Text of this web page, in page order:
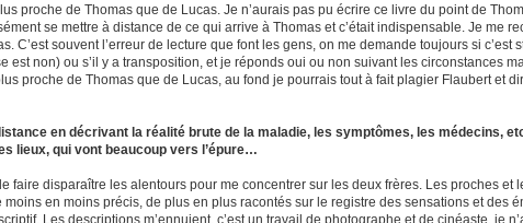
proche de Thomas que de Lucas. Je n’aurais pas pu écrire ce livre du point de
se mettre à distance de ce qui arrive à Thomas et c’était indispensable. Je me
C’est souvent l’erreur de lecture que font les gens, on me demande toujours si c’est
est non) ou s’il y a transposition, et je réponds oui ou non suivant les circonstances
proche de Thomas que de Lucas, au fond je pourrais tout à fait plagier Flaubert et
en décrivant la réalité brute de la maladie, les symptômes, les médecins,
lieux, qui vont beaucoup vers l’épure…
faire disparaître les alentours pour me concentrer sur les deux frères. Les proches et
en moins précis, de plus en plus racontés sur le registre des sensations et des
Les descriptions m’ennuient, c’est un travail de photographe et de cinéaste, je